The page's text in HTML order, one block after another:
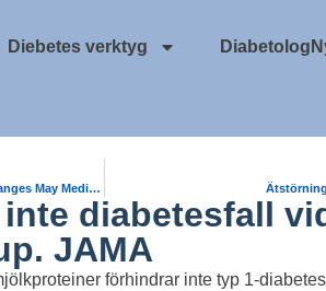
Diebetes verktyg
Background & discussion. Plasma Volume Changes May Mediate 50% of Effects of Empagliflozin (Jardiance). Diab Care
diabetesfall
JAMA
förhindrar inte typ 1-